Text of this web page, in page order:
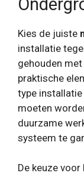
Kies de juiste
installatie
gehouden
praktische
type
moeten
duurzame
systeem te
De keuze